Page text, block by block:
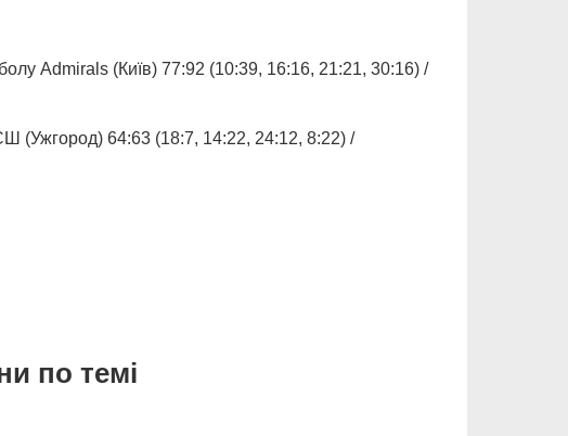
Admirals (Київ) 77:92 (10:39, 16:16, 21:21, 30:16) /
64:63 (18:7, 14:22, 24:12, 8:22) /
по темі